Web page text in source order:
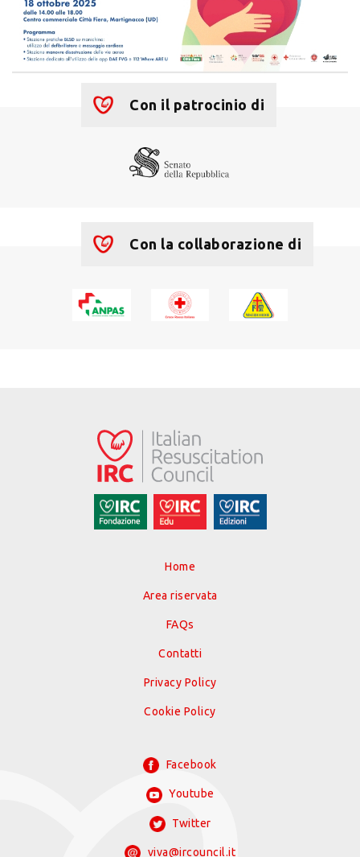
Con il patrocinio di
Con la collaborazione di
Home
Area riservata
FAQs
Contatti
Privacy Policy
Cookie Policy
Facebook
Youtube
Twitter
viva@ircouncil.it